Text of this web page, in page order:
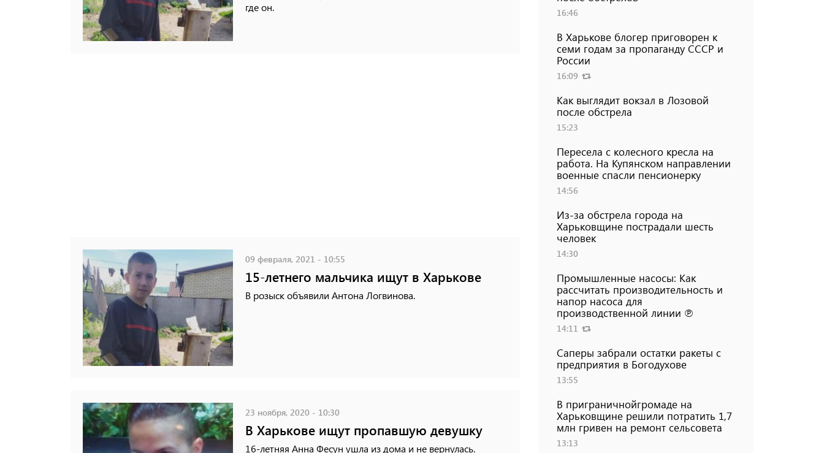
где он.
09 февраля, 2021 - 10:55
15-летнего мальчика ищут в Харькове
В розыск объявили Антона Логвинова.
23 ноября, 2020 - 10:30
В Харькове ищут пропавшую девушку
16-летняя Анна Фесун ушла из дома и не вернулась.
16:46
В Харькове блогер приговорен к
семи годам за пропаганду СССР и
России
16:09
Как выглядит вокзал в Лозовой
после обстрела
15:23
Пересела с колесного кресла на
работа. На Купянском направлении
военные спасли пенсионерку
14:56
Из-за обстрела города на
Харьковщине пострадали шесть
человек
14:30
Промышленные насосы: Как
рассчитать производительность и
напор насоса для
производственной линии ℗
14:11
Саперы забрали остатки ракеты с
предприятия в Богодухове
13:55
В приграничнойгромаде на
Харьковщине решили потратить 1,7
млн ​​гривен на ремонт сельсовета
13:13